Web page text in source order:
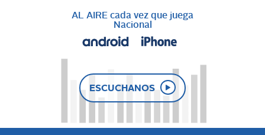
AL AIRE cada vez que juega
Nacional
ESCUCHANOS